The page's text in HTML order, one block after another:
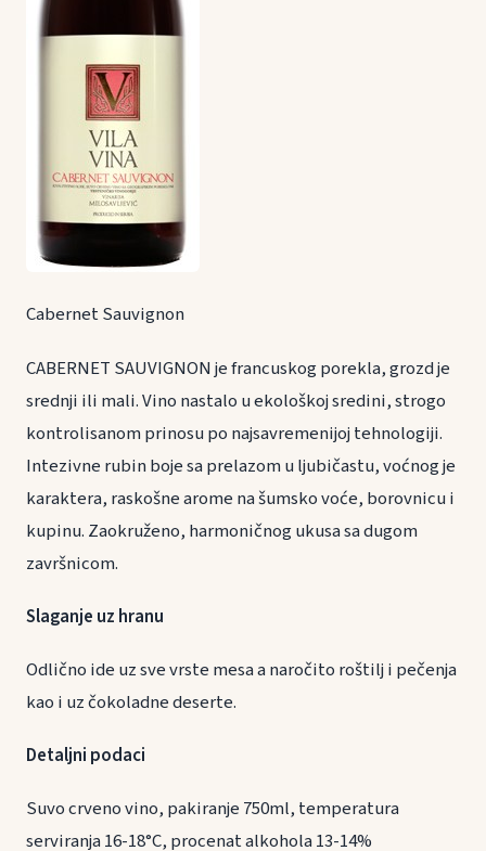
Cabernet Sauvignon
CABERNET SAUVIGNON je francuskog porekla, grozd je
srednji ili mali. Vino nastalo u ekološkoj sredini, strogo
kontrolisanom prinosu po najsavremenijoj tehnologiji.
Intezivne rubin boje sa prelazom u ljubičastu, voćnog je
karaktera, raskošne arome na šumsko voće, borovnicu i
kupinu. Zaokruženo, harmoničnog ukusa sa dugom
završnicom.
Slaganje uz hranu
Odlično ide uz sve vrste mesa a naročito roštilj i pečenja
kao i uz čokoladne deserte.
Detaljni podaci
Suvo crveno vino, pakiranje 750ml, temperatura
serviranja 16-18°C, procenat alkohola 13-14%